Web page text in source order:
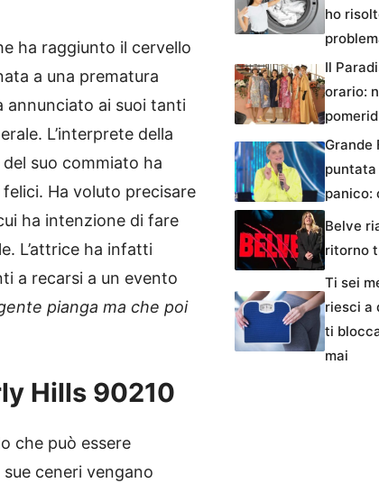
ha raggiunto il cervello
a una prematura
annunciato ai suoi tanti
L’interprete della
suo commiato ha
Ha voluto precisare
ha intenzione di fare
L’attrice ha infatti
a recarsi a un evento
pianga ma che poi
Hills 90210
che può essere
ceneri vengano
ho
Il
orario:
Grande
panico:
Belve
ritorno
Ti sei
riesci a
ti
mai